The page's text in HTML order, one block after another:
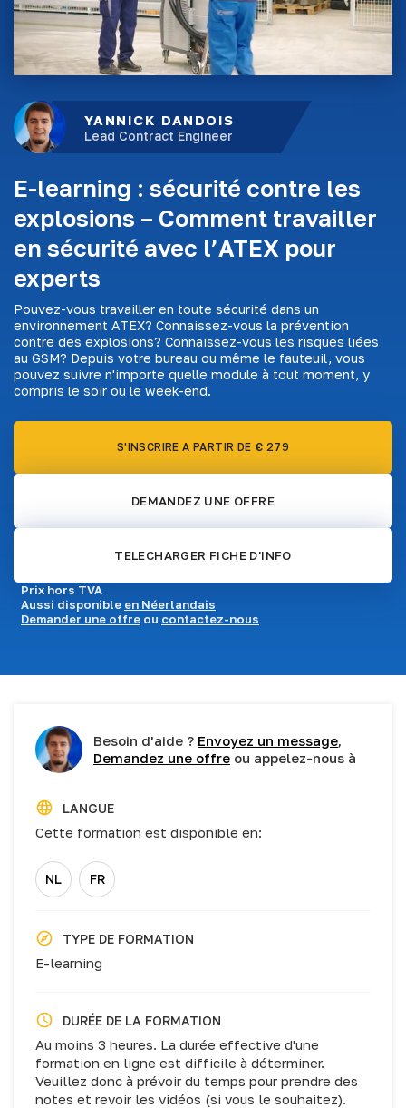
YANNICK DANDOIS
Lead Contract Engineer
E-learning : sécurité contre les
explosions – Comment travailler
en sécurité avec l’ATEX pour
experts
Pouvez-vous travailler en toute sécurité dans un
environnement ATEX? Connaissez-vous la prévention
contre des explosions? Connaissez-vous les risques liées
au GSM? Depuis votre bureau ou même le fauteuil, vous
pouvez suivre n'importe quelle module à tout moment, y
compris le soir ou le week-end.
S'INSCRIRE A PARTIR DE € 279
DEMANDEZ UNE OFFRE
TELECHARGER FICHE D'INFO
Prix hors TVA
Aussi disponible en Néerlandais
Demander une offre ou contactez-nous
Besoin d'aide ? Envoyez un message,
Demandez une offre ou appelez-nous à
LANGUE
Cette formation est disponible en:
NL FR
TYPE DE FORMATION
E-learning
DURÉE DE LA FORMATION
Au moins 3 heures. La durée effective d'une
formation en ligne est difficile à déterminer.
Veuillez donc à prévoir du temps pour prendre des
notes et revoir les vidéos (si vous le souhaitez).